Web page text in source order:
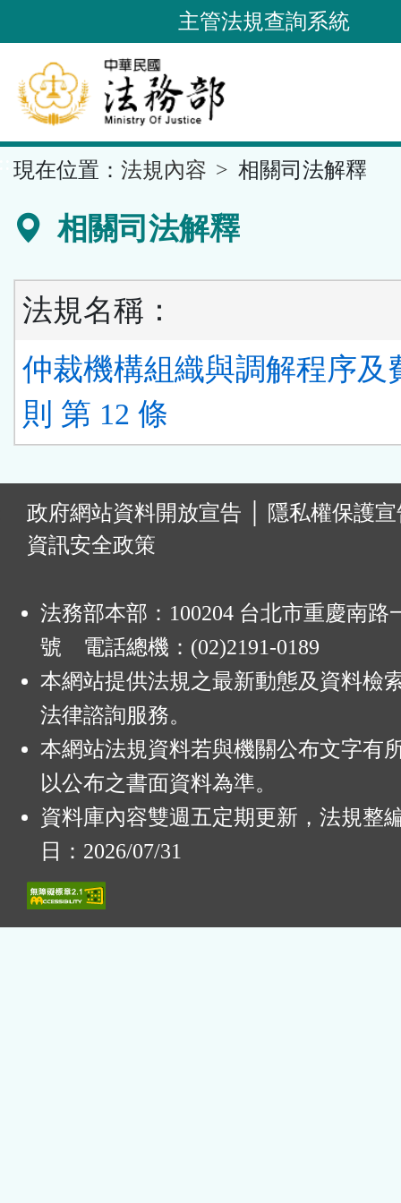
到
要
內
容
區
主管法規查詢系統
現在位置： 法規內容 相關司法解釋
相關司法解釋
法規名稱：
仲裁機構組織與調解程序及
則 第 12 條
政府網站資料開放宣告
隱私權保護
資訊安全政策
法務部本部：100204 台北市重慶南路
號 電話總機：(02)2191-0189
本網站提供法規之最新動態及資料檢
法律諮詢服務。
本網站法規資料若與機關公布文字有
以公布之書面資料為準。
資料庫內容雙週五定期更新，法規整
日：2026/07/31